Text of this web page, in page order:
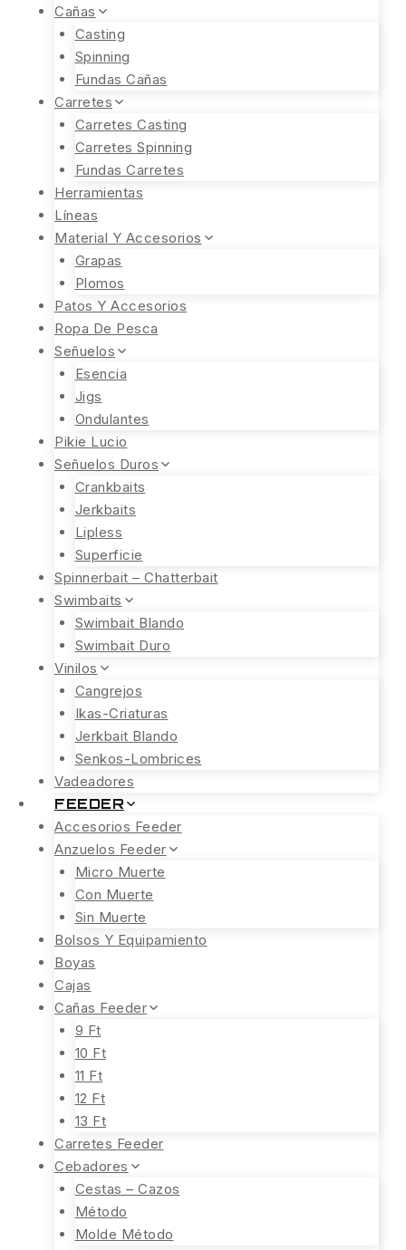
Cañas
Casting
Spinning
Fundas Cañas
Carretes
Carretes Casting
Carretes Spinning
Fundas Carretes
Herramientas
Líneas
Material Y Accesorios
Grapas
Plomos
Patos Y Accesorios
Ropa De Pesca
Señuelos
Esencia
Jigs
Ondulantes
Pikie Lucio
Señuelos Duros
Crankbaits
Jerkbaits
Lipless
Superficie
Spinnerbait – Chatterbait
Swimbaits
Swimbait Blando
Swimbait Duro
Vinilos
Cangrejos
Ikas-Criaturas
Jerkbait Blando
Senkos-Lombrices
Vadeadores
FEEDER
Accesorios Feeder
Anzuelos Feeder
Micro Muerte
Con Muerte
Sin Muerte
Bolsos Y Equipamiento
Boyas
Cajas
Cañas Feeder
9 Ft
10 Ft
11 Ft
12 Ft
13 Ft
Carretes Feeder
Cebadores
Cestas – Cazos
Método
Molde Método